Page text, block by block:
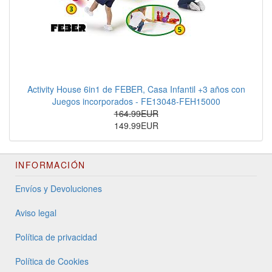
Activity House 6in1 de FEBER, Casa Infantil +3 años con
Juegos incorporados - FE13048-FEH15000
164.99EUR
149.99EUR
INFORMACIÓN
Envíos y Devoluciones
Aviso legal
Política de privacidad
Política de Cookies